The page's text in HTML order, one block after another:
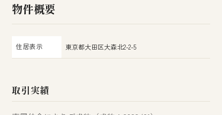
物件概要
住居表示 東京都大田区大森北2-2-5
取引実績